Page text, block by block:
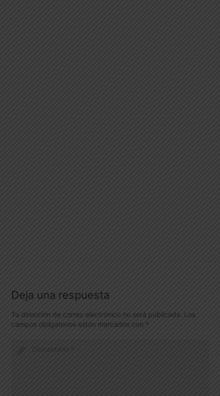
Deja una respuesta
Tu dirección de correo electrónico no será publicada. Los
campos obligatorios están marcados con *